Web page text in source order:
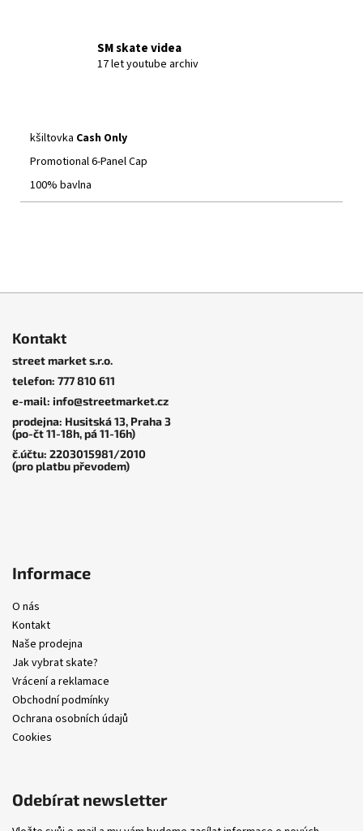
SM skate videa
17 let youtube archiv
kšiltovka Cash Only
Promotional 6-Panel Cap
100% bavlna
Kšiltovky|Cash Only
Terminal 4 Panel Cap
Santosuosso
13, Praha 3.
Kontakt
street market s.r.o.
telefon: 777 810 611
e-mail: info@streetmarket.cz
prodejna: Husitská 13, Praha 3
(po-čt 11-18h, pá 11-16h)
č.účtu: 2203015981/2010
(pro platbu převodem)
Informace
O nás
Kontakt
Naše prodejna
Jak vybrat skate?
Vrácení a reklamace
Obchodní podmínky
Ochrana osobních údajů
Cookies
Odebírat newsletter